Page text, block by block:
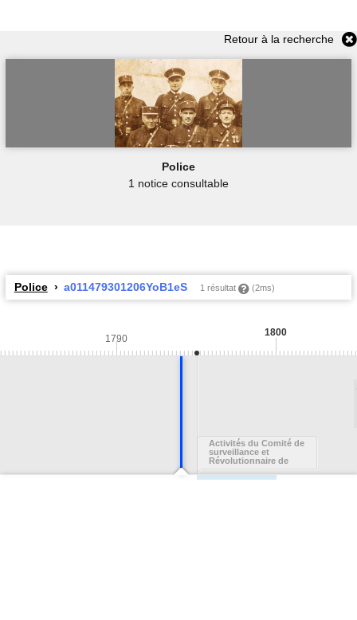
Retour à la recherche
Police
1 notice consultable
Police a011479301206YoB1eS 1 résultat (2ms)
Activités du Comité de
surveillance et
Révolutionnaire de
Quimper Odet : registre
de contrôle des
1800
1790